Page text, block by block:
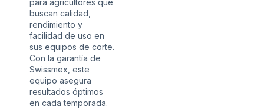
para agricultores que
buscan calidad,
rendimiento y
facilidad de uso en
sus equipos de corte.
Con la garantía de
Swissmex, este
equipo asegura
resultados óptimos
en cada temporada.